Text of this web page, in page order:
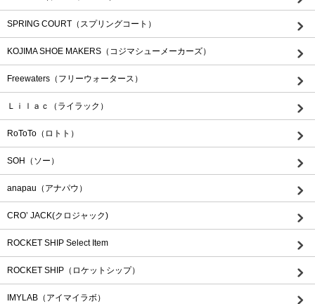
SPRING COURT（スプリングコート）
KOJIMA SHOE MAKERS（コジマシューメーカーズ）
Freewaters（フリーウォータース）
Ｌｉｌａｃ（ライラック）
RoToTo（ロトト）
SOH（ソー）
anapau（アナパウ）
CRO’ JACK(クロジャック)
ROCKET SHIP Select Item
ROCKET SHIP（ロケットシップ）
IMYLAB（アイマイラボ）